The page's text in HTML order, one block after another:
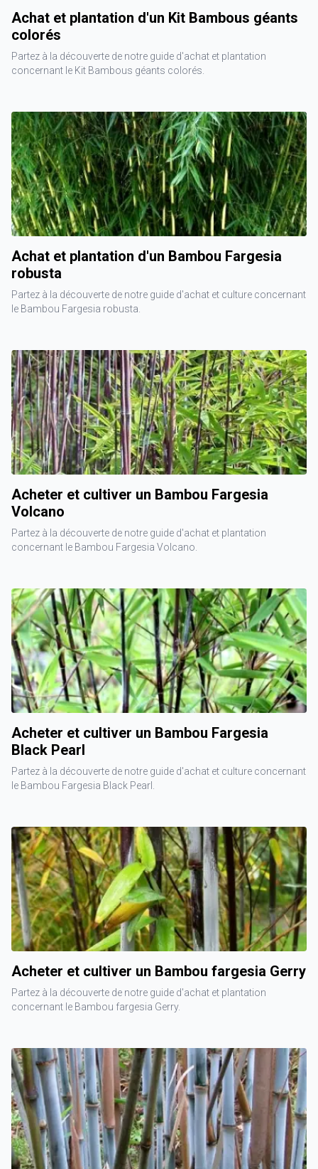
Achat et plantation d'un Kit Bambous géants
colorés
Partez à la découverte de notre guide d'achat et plantation
concernant le Kit Bambous géants colorés.
Achat et plantation d'un Bambou Fargesia
robusta
Partez à la découverte de notre guide d'achat et culture concernant
le Bambou Fargesia robusta.
Acheter et cultiver un Bambou Fargesia
Volcano
Partez à la découverte de notre guide d'achat et plantation
concernant le Bambou Fargesia Volcano.
Acheter et cultiver un Bambou Fargesia
Black Pearl
Partez à la découverte de notre guide d'achat et culture concernant
le Bambou Fargesia Black Pearl.
Acheter et cultiver un Bambou fargesia Gerry
Partez à la découverte de notre guide d'achat et plantation
concernant le Bambou fargesia Gerry.